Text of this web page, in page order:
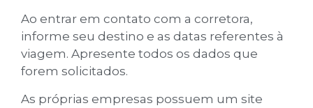
Ao entrar em contato com a corretora,
informe seu destino e as datas referentes à
viagem. Apresente todos os dados que
forem solicitados.
As próprias empresas possuem um site